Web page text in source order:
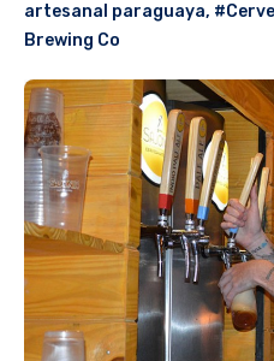
artesanal paraguaya,
Brewing Co